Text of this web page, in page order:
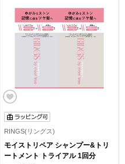
RINGS(リングス)
モイストリペア シャンプー&トリ
ートメント トライアル 1回分